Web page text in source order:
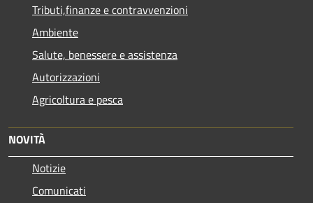
Tributi,finanze e contravvenzioni
Ambiente
Salute, benessere e assistenza
Autorizzazioni
Agricoltura e pesca
NOVITÀ
Notizie
Comunicati